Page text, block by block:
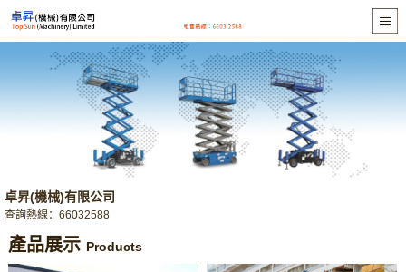
卓昇(機械)有限公司
查詢熱線：66032588
產品展示 Products